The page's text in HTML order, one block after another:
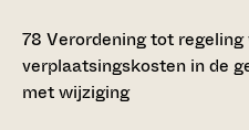
78 Verordening tot regeling
verplaatsingskosten in de
met wijziging